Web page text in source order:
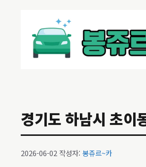
경기도 하남시 초이
2026-06-02 작성자: 봉쥬르~카